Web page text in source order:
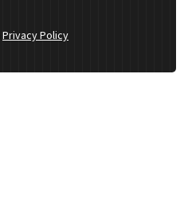
Privacy Policy